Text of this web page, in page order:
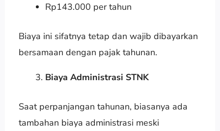
Rp143.000 per tahun
Biaya ini sifatnya tetap dan wajib dibayarkan
bersamaan dengan pajak tahunan.
Biaya Administrasi STNK
Saat perpanjangan tahunan, biasanya ada
tambahan biaya administrasi meski